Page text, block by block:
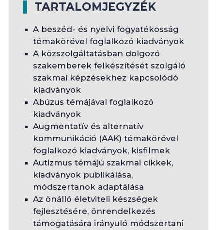
TARTALOMJEGYZÉK
A beszéd- és nyelvi fogyatékosság
témakörével foglalkozó kiadványok
A közszolgáltatásban dolgozó
szakemberek felkészítését szolgáló
szakmai képzésekhez kapcsolódó
kiadványok
Abúzus témájával foglalkozó
kiadványok
Augmentatív és alternatív
kommunikáció (AAK) témakörével
foglalkozó kiadványok, kisfilmek
Autizmus témájú szakmai cikkek,
kiadványok publikálása,
módszertanok adaptálása
Az önálló életviteli készségek
fejlesztésére, önrendelkezés
támogatására irányuló módszertani